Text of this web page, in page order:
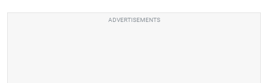
ADVERTISEMENTS